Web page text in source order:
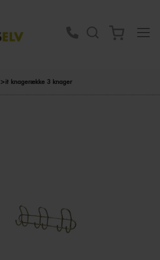
knagerække 3 knager